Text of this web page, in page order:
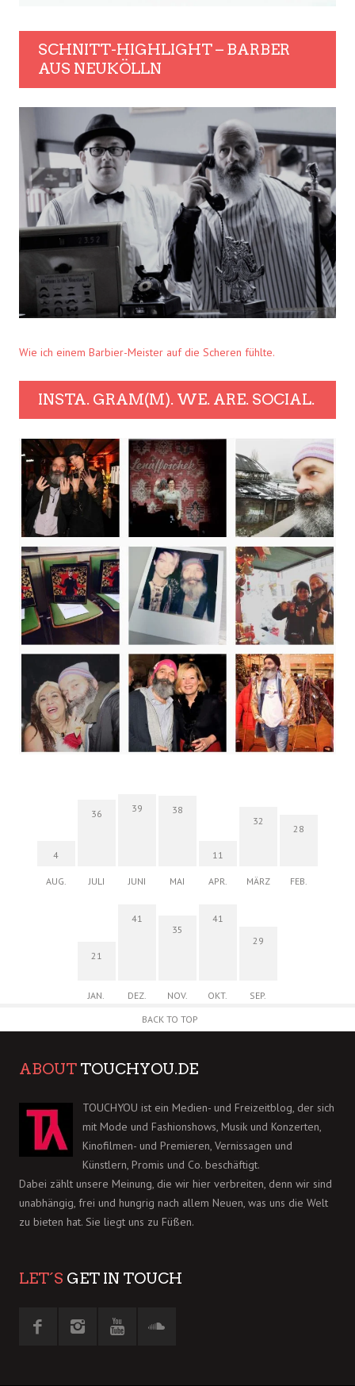
SCHNITT-HIGHLIGHT – BARBER
AUS NEUKÖLLN
Wie ich einem Barbier-Meister auf die Scheren fühlte.
INSTA. GRAM(M). WE. ARE. SOCIAL.
4
AUG.
36
JULI
39
JUNI
38
MAI
11
APR.
32
MÄRZ
28
FEB.
21
JAN.
41
DEZ.
35
NOV.
41
OKT.
29
SEP.
BACK TO TOP
ABOUT TOUCHYOU.DE
TOUCHYOU ist ein Medien- und Freizeitblog, der sich
mit Mode und Fashionshows, Musik und Konzerten,
Kinofilmen- und Premieren, Vernissagen und
Künstlern, Promis und Co. beschäftigt.
Dabei zählt unsere Meinung, die wir hier verbreiten, denn wir sind
unabhängig, frei und hungrig nach allem Neuen, was uns die Welt
zu bieten hat. Sie liegt uns zu Füßen.
LET´S GET IN TOUCH